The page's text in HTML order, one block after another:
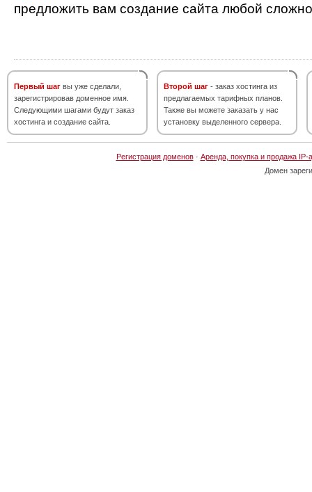
предложить вам создание сайта любой
Первый шаг вы уже сделали,
зарегистрировав доменное имя.
Следующими шагами будут заказ
хостинга и создание сайта.
Второй шаг - заказ хостинга из
предлагаемых тарифных планов.
Также вы можете заказать у нас
установку выделенного сервера.
Регистрация доменов· Аренда, покупка и продажа IP-
Домен